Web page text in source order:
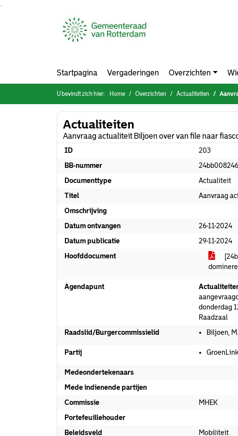
Startpagina Vergaderingen Overzichten
U bevindt zich hier: Home Overzichten Actualiteiten Aanvraag
Actualiteiten
Aanvraag actualiteit Biljoen over van file naar
ID
203
BB-nummer
24bb008246
Documenttype
Actualiteit
Titel
Aanvraag
Omschrijving
Datum ontvangen
26-11-2024
Datum publicatie
29-11-2024
Hoofddocument
Agendapunt
donderdag
Raadzaal
Raadslid/Burgercommissielid
Biljoen,
Partij
Medeondertekenaars
Mede indienende partijen
Commissie
MHEK
Portefeuillehouder
Beleidsveld
Mobiliteit